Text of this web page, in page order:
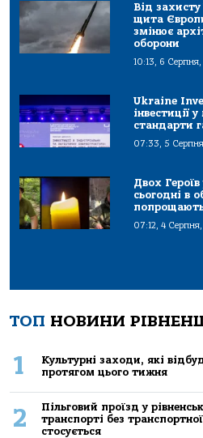
Від
щита
змінює
оборони
10:13, 6
Ukraine
інвестиції
стандарти
07:33, 5
Двох
сьогодні в
07:12, 4
ТОП НОВИНИ
1
Культурні заходи, які
протягом цього тижня
2
Пільговий проїзд у
транспорті без
стосується